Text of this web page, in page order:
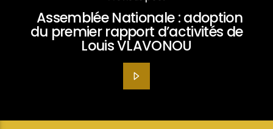
Assemblée Nationale : adoption
du premier rapport d’activités de
Louis VLAVONOU